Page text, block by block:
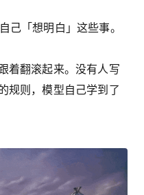
己「想明白」这些事。
着翻滚起来。没有人写
规则，模型自己学到了